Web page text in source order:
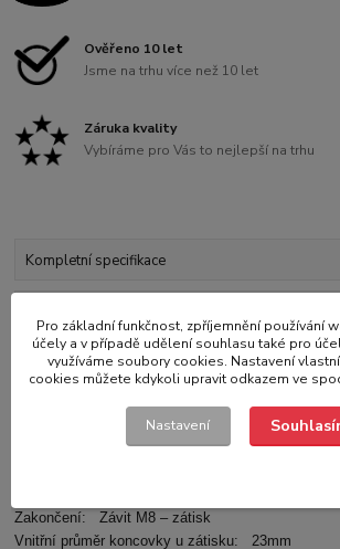
Ověřeno 10 let
Jsme na trhu více než 10 let
Záruka kvality
Vybíráme pro Vás to nejlepší na trhu
Kompletní specifikace
Komentáře 0
Kompletní specifikace
Zakončení: Závit M8 – zátisk
Vnitřní průměr koncovky u zátisku: 23mm
Pro základní funkčnost, zpříjemnění používání
účely a v případě udělení souhlasu také pro
využíváme soubory cookies. Nastavení
cookies můžete kdykoli upravit odkazem ve
Nastavení